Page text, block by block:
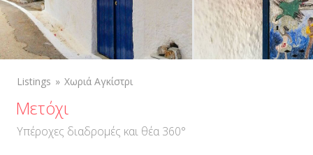
Listings Χωριά Αγκίστρι
Μετόχι
Υπέροχες διαδρομές και θέα 360°